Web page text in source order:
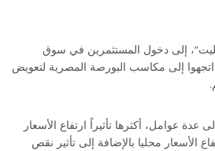
إلى دخول المستثمرين في سوق
اتجهوا إلى مكاسب البورصة المصرية لتعويض
عوامل، أكثرها تأثيراً ارتفاع الأسعار
الأسعار محليا بالإضافة إلى تأثير نقص